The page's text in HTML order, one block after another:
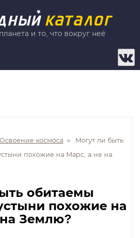
и то, что вокруг неё
Освоение космоса »
Могут ли быть
похожие на Марс, а не на
обитаемы
похожие на
Землю?